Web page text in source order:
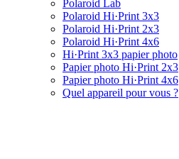
Polaroid Lab
Polaroid Hi·Print 3x3
Polaroid Hi·Print 2x3
Polaroid Hi·Print 4x6
Hi·Print 3x3 papier photo
Papier photo Hi·Print 2x3
Papier photo Hi·Print 4x6
Quel appareil pour vous ?